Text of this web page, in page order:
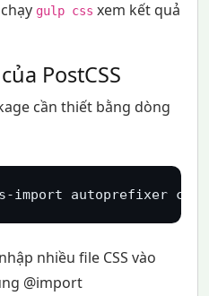
gulp css xem kết quả
PostCSS
cần thiết bằng dòng
import autoprefixer
nhiều file CSS vào
@import